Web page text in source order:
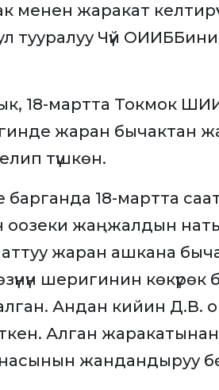
менен жаракат
тууралуу Чүй
18-мартта Токмок
жаран бычактан
түшкөн.
барганда 18-мартта
оозеки жаңжалдын
жаран ашкана
шеригинин көкүрөк
Андан кийин Д.В.
Алган
жандандыруу